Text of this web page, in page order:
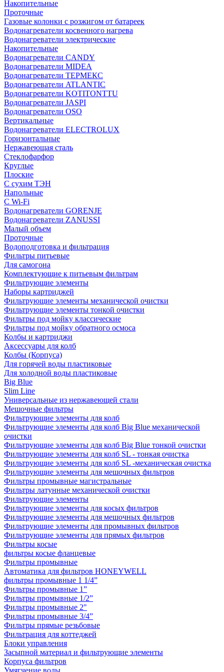
Накопительные
Проточные
Газовые колонки с розжигом от батареек
Водонагреватели косвенного нагрева
Водонагреватели электрические
Накопительные
Водонагреватели CANDY
Водонагреватели MIDEA
Водонагреватели ТЕРМЕКС
Водонагреватели ATLANTIC
Водонагреватели KOTITONTTU
Водонагреватели JASPI
Водонагреватели OSO
Вертикальные
Водонагреватели ELECTROLUX
Горизонтальные
Нержавеющая сталь
Стеклофарфор
Круглые
Плоские
С сухим ТЭН
Напольные
С Wi-Fi
Водонагреватели GORENJE
Водонагреватели ZANUSSI
Малый объем
Проточные
Водоподготовка и фильтрация
Фильтры питьевые
Для самогона
Комплектующие к питьевым фильтрам
Фильтрующие элементы
Наборы картриджей
Фильтрующие элементы механической очистки
Фильтрующие элементы тонкой очистки
Фильтры под мойку классические
Фильтры под мойку обратного осмоса
Колбы и картриджи
Аксессуары для колб
Колбы (Корпуса)
Для горячей воды пластиковые
Для холодной воды пластиковые
Big Blue
Slim Line
Универсальные из нержавеющей стали
Мешочные фильтры
Фильтрующие элементы для колб
Фильтрующие элементы для колб Big Blue механической
очистки
Фильтрующие элементы для колб Big Blue тонкой очистки
Фильтрующие элементы для колб SL - тонкая очистка
Фильтрующие элементы для колб SL -механическая очистка
Фильтрующие элементы для мешочных фильтров
Фильтры промывные магистральные
Фильтры латунные механической очистки
Фильтрующие элементы
Фильтрующие элементы для косых фильтров
Фильтрующие элементы для мешочных фильтров
Фильтрующие элементы для промывных фильтров
Фильтрующие элементы для прямых фильтров
Фильтры косые
фильтры косые фланцевые
Фильтры промывные
Автоматика для фильтров HONEYWELL
фильтры промывные 1 1/4”
Фильтры промывные 1”
Фильтры промывные 1/2”
Фильтры промывные 2"
Фильтры промывные 3/4”
Фильтры прямые резьбовые
Фильтрация для коттеджей
Блоки управления
Засыпной материал и фильтрующие элементы
Корпуса фильтров
Умягчение воды